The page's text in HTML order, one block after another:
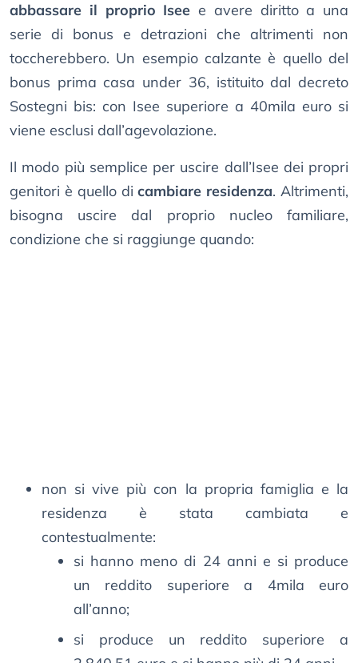
abbassare il proprio Isee e avere diritto a una
serie di bonus e detrazioni che altrimenti non
toccherebbero. Un esempio calzante è quello del
bonus prima casa under 36, istituito dal decreto
Sostegni bis: con Isee superiore a 40mila euro si
viene esclusi dall’agevolazione.
Il modo più semplice per uscire dall’Isee dei propri
genitori è quello dicambiare residenza. Altrimenti,
bisogna uscire dal proprio nucleo familiare,
condizione che si raggiunge quando:
non si vive più con la propria famiglia e la
residenza è stata cambiata e
contestualmente:
si hanno meno di 24 anni e si produce
un reddito superiore a 4mila euro
all’anno;
si produce un reddito superiore a